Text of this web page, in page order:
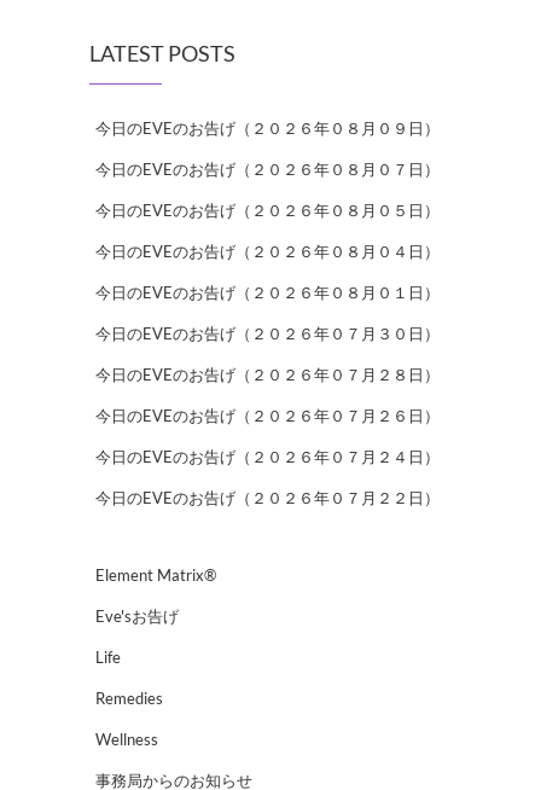
LATEST POSTS
今日のEVEのお告げ（２０２６年０８月０９日）
今日のEVEのお告げ（２０２６年０８月０７日）
今日のEVEのお告げ（２０２６年０８月０５日）
今日のEVEのお告げ（２０２６年０８月０４日）
今日のEVEのお告げ（２０２６年０８月０１日）
今日のEVEのお告げ（２０２６年０７月３０日）
今日のEVEのお告げ（２０２６年０７月２８日）
今日のEVEのお告げ（２０２６年０７月２６日）
今日のEVEのお告げ（２０２６年０７月２４日）
今日のEVEのお告げ（２０２６年０７月２２日）
Element Matrix®
Eve'sお告げ
Life
Remedies
Wellness
事務局からのお知らせ